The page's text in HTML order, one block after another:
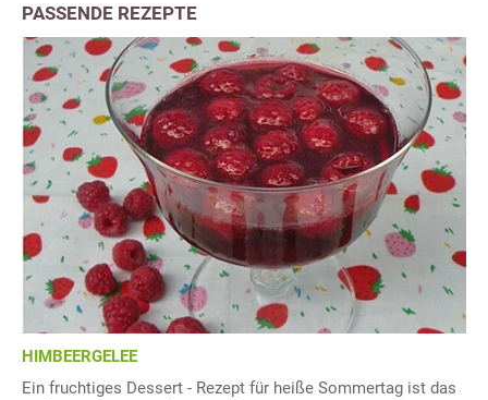
PASSENDE REZEPTE
HIMBEERGELEE
Ein fruchtiges Dessert - Rezept für heiße Sommertag ist das